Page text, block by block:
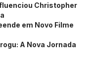
Christopher
em Novo Filme
A Nova Jornada